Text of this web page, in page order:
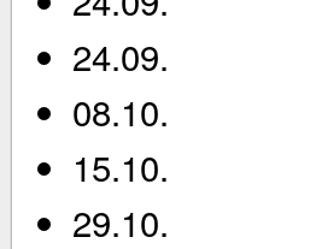
24.09.
08.10.
15.10.
29.10.